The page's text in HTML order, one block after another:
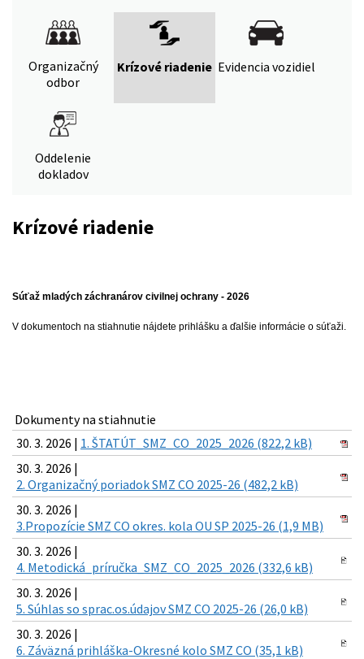
Organizačný
odbor
Krízové riadenie Evidencia vozidiel
Oddelenie
dokladov
Krízové riadenie
Súťaž mladých záchranárov civilnej ochrany - 2026
V dokumentoch na stiahnutie nájdete prihlášku a ďalšie informácie o súťaži.
Dokumenty na stiahnutie
30. 3. 2026 | 1. ŠTATÚT_SMZ_CO_2025_2026 (822,2 kB)
30. 3. 2026 |
2. Organizačný poriadok SMZ CO 2025-26 (482,2 kB)
30. 3. 2026 |
3.Propozície SMZ CO okres. kola OU SP 2025-26 (1,9 MB)
30. 3. 2026 |
4. Metodická_príručka_SMZ_CO_2025_2026 (332,6 kB)
30. 3. 2026 |
5. Súhlas so sprac.os.údajov SMZ CO 2025-26 (26,0 kB)
30. 3. 2026 |
6. Záväzná prihláška-Okresné kolo SMZ CO (35,1 kB)